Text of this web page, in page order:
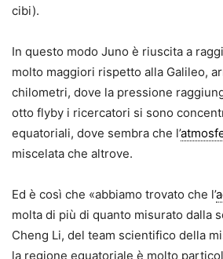
cibi).
In questo modo Juno è riuscita a
molto maggiori rispetto alla Galileo,
chilometri, dove la pressione
otto flyby i ricercatori si sono
equatoriali, dove sembra che l’
miscelata che altrove.
Ed è così che «abbiamo trovato che l’
molta di più di quanto misurato dalla
Cheng Li, del team scientifico della
la regione equatoriale è molto